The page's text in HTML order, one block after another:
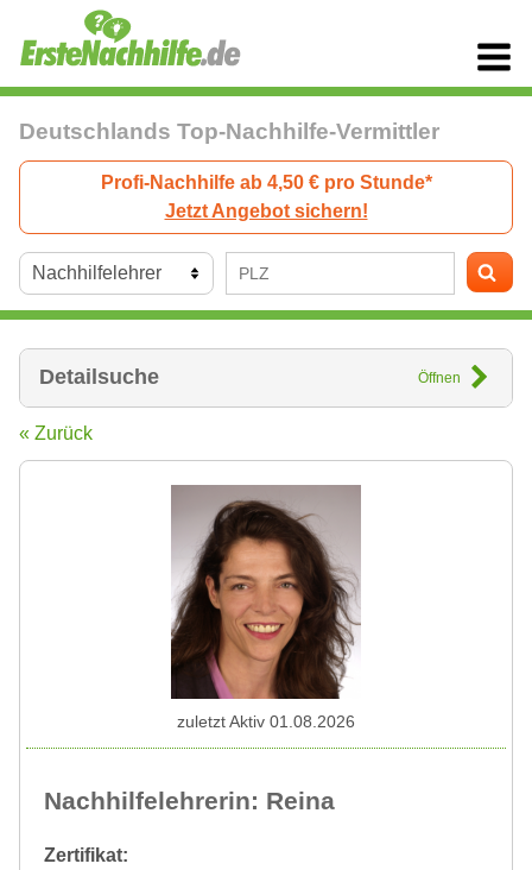
Deutschlands Top-Nachhilfe-Vermittler
Profi-Nachhilfe ab 4,50 € pro Stunde*
Jetzt Angebot sichern!
Detailsuche Öffnen
« Zurück
Nachhilfelehrerin: Reina
Zertifikat:
zuletzt Aktiv 01.08.2026